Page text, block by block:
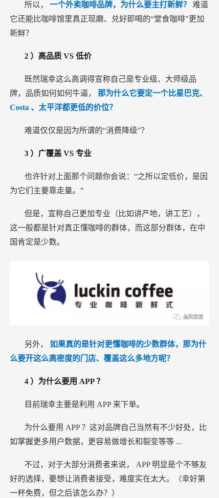
所以，一个外卖咖啡品牌，为什么要主打新鲜？ 难道
它还能比咖啡馆里真正现磨、兑好即喝的“堂食咖啡”更加
新鲜？
2 ）高品质VS低价
既然瑞幸这么高调得宣称自己是专业级、大师级品
牌，品质如何如何牛逼， 那为什么它要定一个比星巴克、
Costa 、太平洋都更低的价位？
难道仅仅是因为所谓的“消费降级”？
3 ）广覆盖VS专业
也许针对上面那个问题你会说：“之所以定低价，是因
为它们主要靠走量。”
但是，宣称自己更加专业（比如讲产地，讲工艺），
这一般都是针对真正懂咖啡的群体，而这部分群体，在中
国肯定是少数。
另外，如果真的是针对更懂咖啡的少数群体，那为什
么要开这么高密度的门店、覆盖这么多地方呢？
4 ）为什么要用 APP？
目前瑞幸主要是利用 APP 来下单。
为什么要用 APP？这对品牌自己当然有不少好处，比
如掌握更多用户数据，更容易做增长和裂变等等 ...
不过，对于大部分消费者来说， APP 明显是个不够友
好的选择，要想让消费者接受，难度实在太大。（幸好第
一杯免费，但之后该怎么办？）